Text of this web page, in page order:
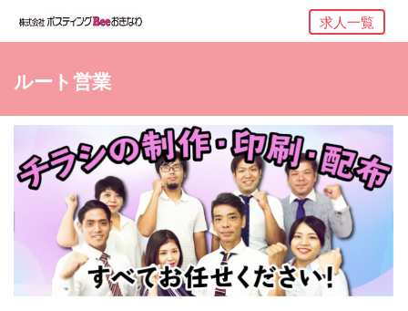
求人一覧
ルート営業